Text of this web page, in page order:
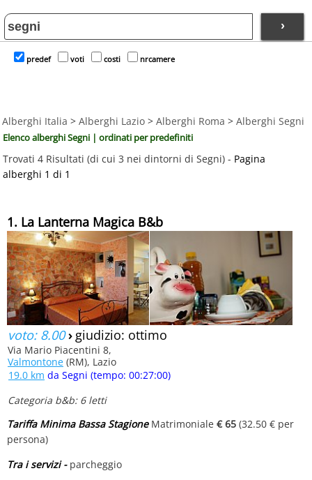
›
predef voti costi nrcamere
Alberghi Italia > Alberghi Lazio > Alberghi Roma > Alberghi Segni
Elenco alberghi Segni | ordinati per predefiniti
Trovati 4 Risultati (di cui 3 nei dintorni di Segni) - Pagina
alberghi 1 di 1
1. La Lanterna Magica B&b
voto: 8.00› giudizio: ottimo
Via Mario Piacentini 8,
Valmontone (RM), Lazio
19.0 km da Segni (tempo: 00:27:00)
Categoria b&b: 6 letti
Tariffa Minima Bassa StagioneMatrimoniale € 65 (32.50 € per
persona)
Tra i servizi - parcheggio